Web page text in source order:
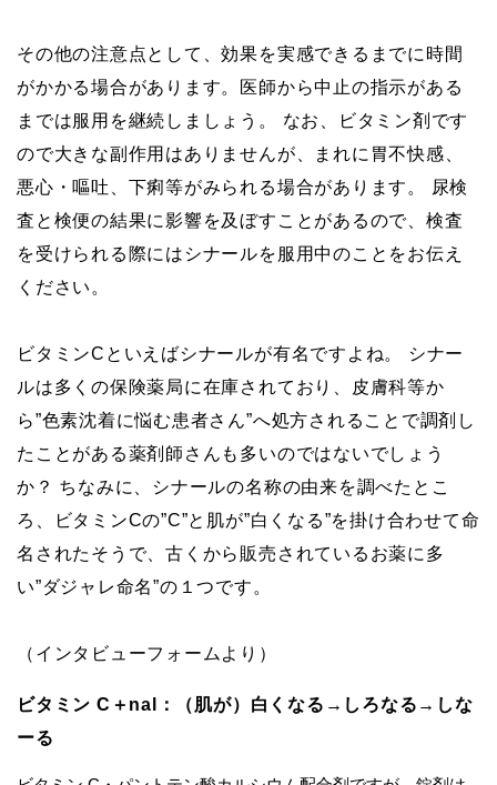
その他の注意点として、効果を実感できるまでに時間
がかかる場合があります。医師から中止の指示がある
までは服用を継続しましょう。 なお、ビタミン剤です
ので大きな副作用はありませんが、まれに胃不快感、
悪心・嘔吐、下痢等がみられる場合があります。 尿検
査と検便の結果に影響を及ぼすことがあるので、検査
を受けられる際にはシナールを服用中のことをお伝え
ください。
ビタミンCといえばシナールが有名ですよね。 シナー
ルは多くの保険薬局に在庫されており、皮膚科等か
ら”色素沈着に悩む患者さん”へ処方されることで調剤し
たことがある薬剤師さんも多いのではないでしょう
か？ ちなみに、シナールの名称の由来を調べたとこ
ろ、ビタミンCの”C”と肌が”白くなる”を掛け合わせて命
名されたそうで、古くから販売されているお薬に多
い”ダジャレ命名”の１つです。
（インタビューフォームより）
ビタミン C＋nal：（肌が）白くなる→しろなる→しな
ーる